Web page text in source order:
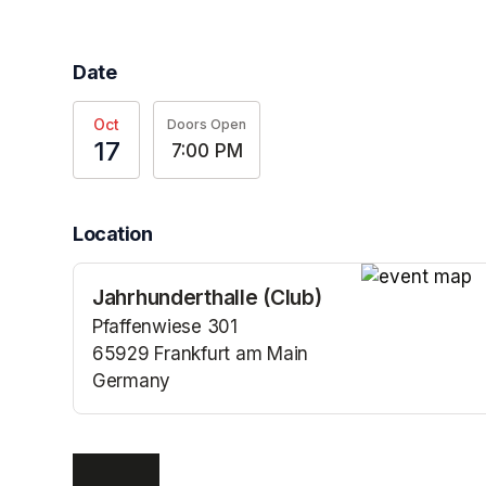
Date
Oct
17
Doors Open
7:00 PM
Location
Jahrhunderthalle (Club)
Pfaffenwiese 301
65929 Frankfurt am Main
Germany
(opens in a new tab)